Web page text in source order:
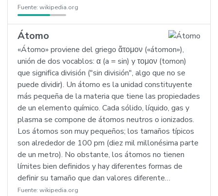
Fuente: wikipedia.org
Átomo
«Átomo» proviene del griego ἄτομον («átomon»),
unión de dos vocablos: α (a = sin) y τομον (tomon)
que significa división ("sin división", algo que no se
puede dividir). Un átomo es la unidad constituyente
más pequeña de la materia que tiene las propiedades
de un elemento químico. Cada sólido, líquido, gas y
plasma se compone de átomos neutros o ionizados.
Los átomos son muy pequeños; los tamaños típicos
son alrededor de 100 pm (diez mil millonésima parte
de un metro). No obstante, los átomos no tienen
límites bien definidos y hay diferentes formas de
definir su tamaño que dan valores diferente…
Fuente: wikipedia.org